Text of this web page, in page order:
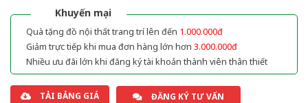
Khuyến mại
Quà tặng đồ nội thất trang trí lên đến 1.000.000đ
Giảm trực tiếp khi mua đơn hàng lớn hơn 3.000.000đ
Nhiều ưu đãi lớn khi đăng ký tài khoản thành viên thân thiết
TẢI BẢNG GIÁ ĐĂNG KÝ TƯ VẤN